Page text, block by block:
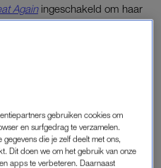
Againingeschakeld om haar
tips binnen op de
beveiliger Luc Lowel, die hem
De details uit Chaphekars
maar hij leek totaal niet op de
van zijn uiterlijk
gebruiken cookies om
en surfgedrag te verzamelen.
die je zelf deelt met ons,
Dit doen we om het gebruik van onze
apps te verbeteren. Daarnaast